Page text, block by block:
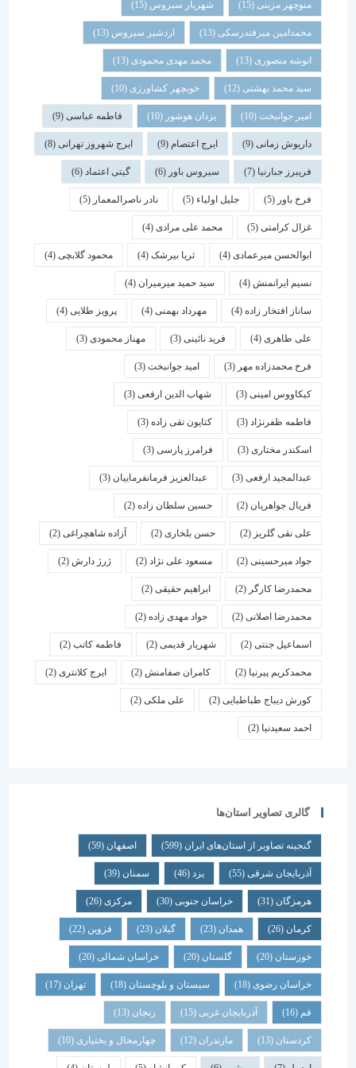
منوچهر مزینی(15) شهریار سیروس(15)
محمدامین میرفندرسکی(13) اردشیر سیروس(13)
انوشه منصوری(13) محمد مهدی محمودی(13)
سید محمد بهشتی(12) خوبچهر کشاورزی(10)
امیر جوانبخت(10) یزدان هوشور(10) فاطمه عباسی(9)
داریوش زمانی(9) ایرج اعتصام(9) ایرج شهروز تهرانی(8)
فریبرز جبارنیا(7) سیروس باور(6) گیتی اعتماد(6)
فرخ باور(5) جلیل اولیاء(5) نادر ناصرالمعمار (5)
غزال کرامتی(5) محمد علی مرادی(4)
ابوالحسن میرعمادی(4) ثریا بیرشک(4) محمود گلابچی(4)
نسیم ایرانمنش(4) سید حمید میرمیران(4)
ساناز افتخار زاده(4) مهرداد بهمنی (4) پرویز طلایی(4)
علی طاهری(4) فرید نائینی(3) مهناز محمودی(3)
فرخ محمدزاده مهر(3) امید جوانبخت(3)
کیکاووس امینی(3) شهاب الدین ارفعی(3)
فاطمه ظفرنژاد(3) کتایون تقی زاده(3)
اسكندر مختاری (3) فرامرز پارسی(3)
عبدالمجید ارفعی(3) عبدالعزیز فرمانفرماییان(3)
فریال جواهریان(2) حسین سلطان زاده(2)
علی نقی گلریز(2) حسن بلخاری(2) آزاده شاهچراغی(2)
جواد میرحسینی(2) مسعود علی نژاد(2) ژرژ دارش (2)
محمدرضا کارگر(2) ابراهیم حقیقی(2)
محمدرضا اصلانی(2) جواد مهدی زاده(2)
اسماعیل جنتی(2) شهریار قدیمی(2) فاطمه کاتب(2)
محمدکریم پیرنیا (2) کامران صفامنش(2) ایرج کلانتری (2)
کورش دیباج طباطبایی(2) علی ملکی(2)
احمد سعیدنیا (2)
گالری تصاویر استان‌ها
گنجینه تصاویر از استان‌های ایران(599) اصفهان (59)
آذربایجان شرقی(55) یزد سمنان (39)
هرمزگان(31) خراسان جنوبی(30) مرکزی (26)
همدان گیلان قزوین
خوزستان(20) گلستان (20) خراسان شمالی(20)
خراسان رضوی(18) سیستان و بلوچستان(18) تهران
آذربایجان غربی(15) زنجان
کردستان(13) مازندران(12) چهارمحال و بختیاری (10)